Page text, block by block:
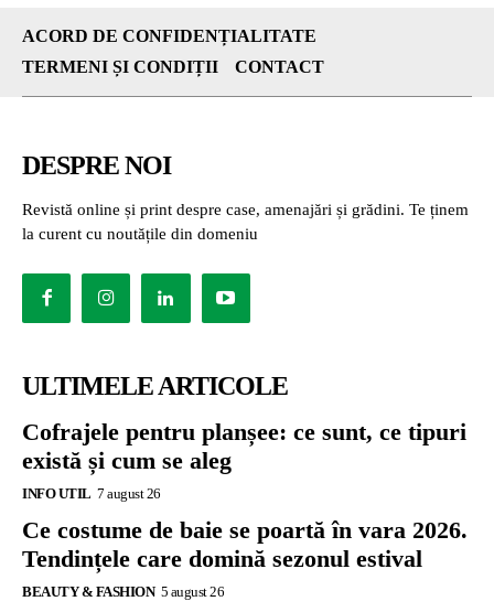
ACORD DE CONFIDENȚIALITATE
TERMENI ȘI CONDIȚII
CONTACT
DESPRE NOI
Revistă online și print despre case, amenajări și grădini. Te ținem
la curent cu noutățile din domeniu
ULTIMELE ARTICOLE
Cofrajele pentru planșee: ce sunt, ce tipuri
există și cum se aleg
INFO UTIL 7 august 26
Ce costume de baie se poartă în vara 2026.
Tendințele care domină sezonul estival
BEAUTY & FASHION 5 august 26